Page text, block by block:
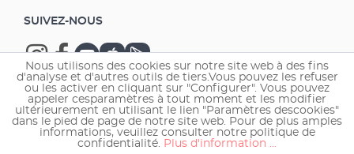
SUIVEZ-NOUS
Copyright © 2026 EHEIM GmbH & Co. KG.
Nous utilisons des cookies sur notre site web à des fins
d'analyse et d'autres outils de tiers.Vous pouvez les refuser
ou les activer en cliquant sur "Configurer". Vous pouvez
appeler cesparamètres à tout moment et les modifier
ultérieurement en utilisant le lien "Paramètres descookies"
dans le pied de page de notre site web. Pour de plus amples
informations, veuillez consulter notre politique de
confidentialité. Plus d'information ...